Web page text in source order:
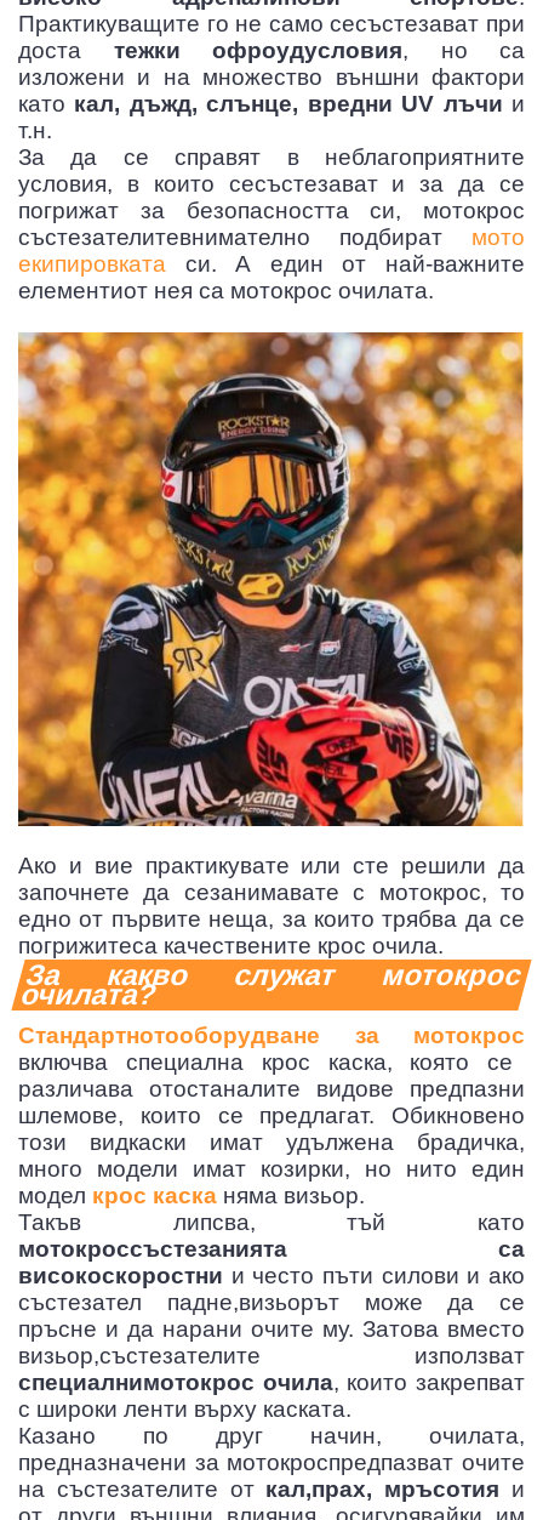
РАДИАТОРИ
ПЛАСТМАСИ
МАРКУЧИ
MTB/ВЕЛО
Практикуващите го не само сесъстезават при
доста тежки офроудусловия, но са
изложени и на множество външни фактори
като кал, дъжд, слънце, вредни UV лъчи и
т.н.
За да се справят в неблагоприятните
условия, в които сесъстезават и за да се
погрижат за безопасността си, мотокрос
състезателитевнимателно подбират мото
екипировката си. А един от най-важните
елементиот нея са мотокрос очилата.
Ако и вие практикувате или сте решили да
започнете да сезанимавате с мотокрос, то
едно от първите неща, за които трябва да се
погрижитеса качествените крос очила.
За какво служат мотокрос
очилата?
Стандартнотооборудване за мотокрос
включва специална крос каска, която се
различава отостаналите видове предпазни
шлемове, които се предлагат. Обикновено
този видкаски имат удължена брадичка,
много модели имат козирки, но нито един
модел крос каска няма визьор.
Такъв липсва, тъй като
мотокроссъстезанията са
високоскоростни и често пъти силови и ако
състезател падне,визьорът може да се
пръсне и да нарани очите му. Затова вместо
визьор,състезателите използват
специалнимотокрос очила, които закрепват
с широки ленти върху каската.
Казано по друг начин, очилата,
предназначени за мотокроспредпазват очите
на състезателите от кал,прах, мръсотия и